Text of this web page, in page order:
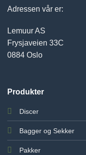
Adressen vår er:
Lemuur AS
Frysjaveien 33C
0884 Oslo
Produkter
Discer
Bagger og Sekker
Pakker